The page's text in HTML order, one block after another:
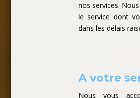
nos services.
le service dont
dans les délais
A votre
Nous vous